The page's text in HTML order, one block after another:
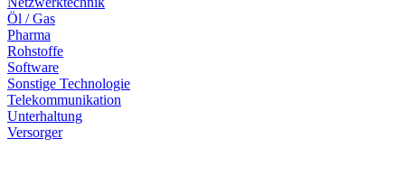
Öl / Gas
Pharma
Rohstoffe
Software
Sonstige Technologie
Telekommunikation
Unterhaltung
Versorger